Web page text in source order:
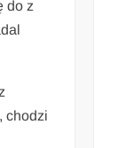
do z
chodzi